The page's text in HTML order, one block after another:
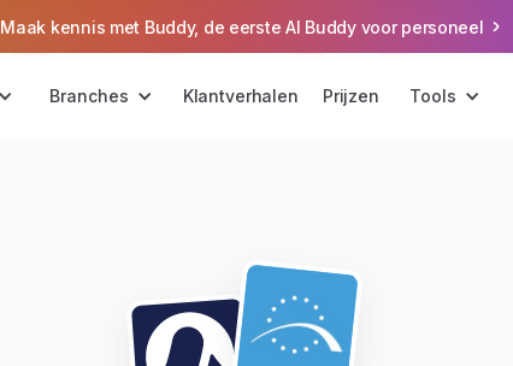
Maak kennis met Buddy, de eerste AI Buddy voor personeel
Branches Klantverhalen Prijzen Tools